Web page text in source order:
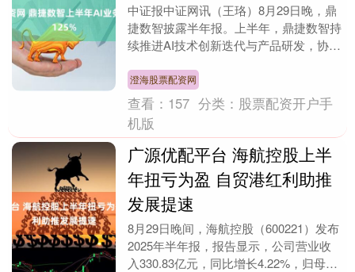
中证报中证网讯（王珞）8月29日晚，鼎
捷数智披露半年报。上半年，鼎捷数智持
续推进AI技术创新迭代与产品研发，协同
变革。公司实....
澄海股票配资网
查看： 157 分类： 股票配资开户手
机版
广源优配平台 海航控股上半
年扭亏为盈 自贸港红利助推
发展提速
8月29日晚间，海航控股（600221）发布
2025年半年报，报告显示，公司营业收
入330.83亿元，同比增长4.22%，归母净